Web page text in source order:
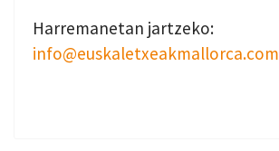
Harremanetan jartzeko:
info@euskaletxeakmallorca.com